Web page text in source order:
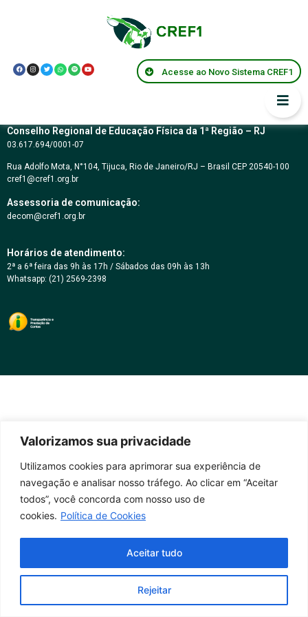
Valorizamos sua privacidade
Utilizamos cookies para aprimorar sua experiência de
navegação e analisar nosso tráfego. Ao clicar em “Aceitar
todos”, você concorda com nosso uso de
cookies. Política de Cookies
Rejeitar
Aceitar tudo
Acesse ao Novo Sistema CREF1
Resolução CREF1
059/2008
Conselho Regional de Educação Física da 1ª Região – RJ
03.617.694/0001-07
Rua Adolfo Mota, N°104, Tijuca, Rio de Janeiro/RJ – Brasil CEP 20540-100
cref1@cref1.org.br
Assessoria de comunicação:
decom@cref1.org.br
Horários de atendimento:
2ª a 6ª feira das 9h às 17h / Sábados das 09h às 13h
Whatsapp: (21) 2569-2398